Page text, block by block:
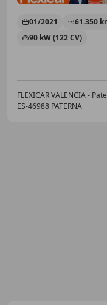
01/2021 61.350
90 kW (122 CV)
FLEXICAR VALENCIA -
ES-46988 PATERNA